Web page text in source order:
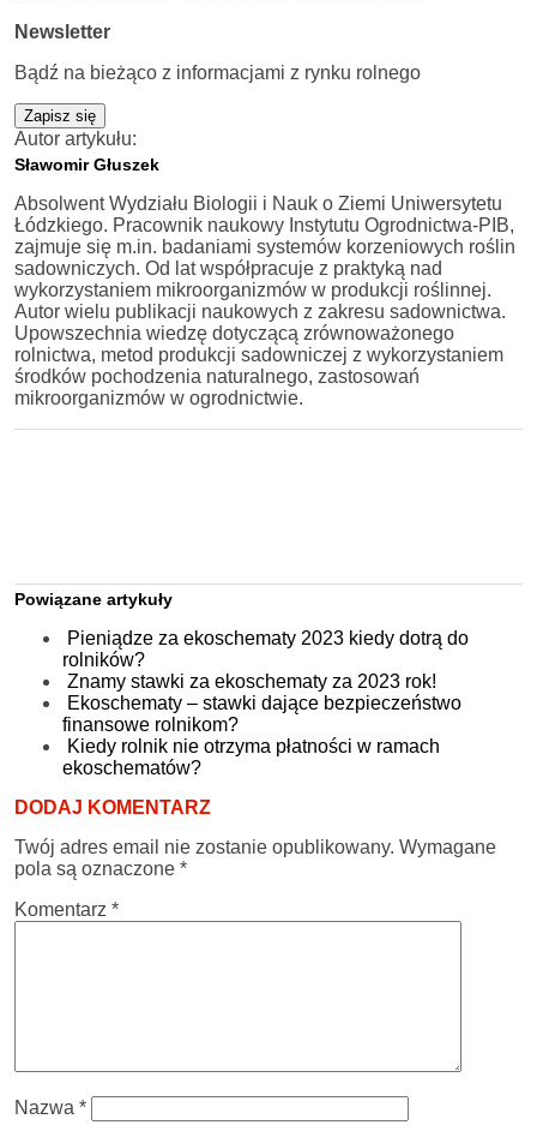
Newsletter
Bądź na bieżąco z informacjami z rynku rolnego
Zapisz się
Autor artykułu:
Sławomir Głuszek
Absolwent Wydziału Biologii i Nauk o Ziemi Uniwersytetu
Łódzkiego. Pracownik naukowy Instytutu Ogrodnictwa-PIB,
zajmuje się m.in. badaniami systemów korzeniowych roślin
sadowniczych. Od lat współpracuje z praktyką nad
wykorzystaniem mikroorganizmów w produkcji roślinnej.
Autor wielu publikacji naukowych z zakresu sadownictwa.
Upowszechnia wiedzę dotyczącą zrównoważonego
rolnictwa, metod produkcji sadowniczej z wykorzystaniem
środków pochodzenia naturalnego, zastosowań
mikroorganizmów w ogrodnictwie.
Powiązane artykuły
Pieniądze za ekoschematy 2023 kiedy dotrą do
rolników?
Znamy stawki za ekoschematy za 2023 rok!
Ekoschematy – stawki dające bezpieczeństwo
finansowe rolnikom?
Kiedy rolnik nie otrzyma płatności w ramach
ekoschematów?
DODAJ KOMENTARZ
Twój adres email nie zostanie opublikowany. Wymagane
pola są oznaczone *
Komentarz *
Nazwa *